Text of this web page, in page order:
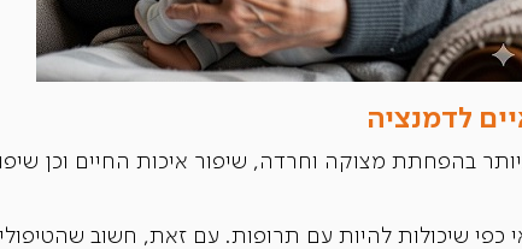
לדמנציה
בהפחתת מצוקה וחרדה, שיפור איכות החיים וכן
כפי שיכולות להיות עם תרופות. עם זאת, חשוב